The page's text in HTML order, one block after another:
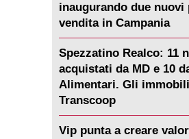
inaugurando due nuovi
vendita in Campania
Spezzatino Realco: 11
acquistati da MD e 10
Alimentari. Gli
Transcoop
Vip punta a creare